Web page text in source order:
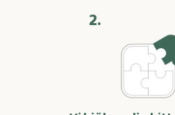
2.